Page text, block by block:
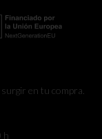
en tu compra.
h